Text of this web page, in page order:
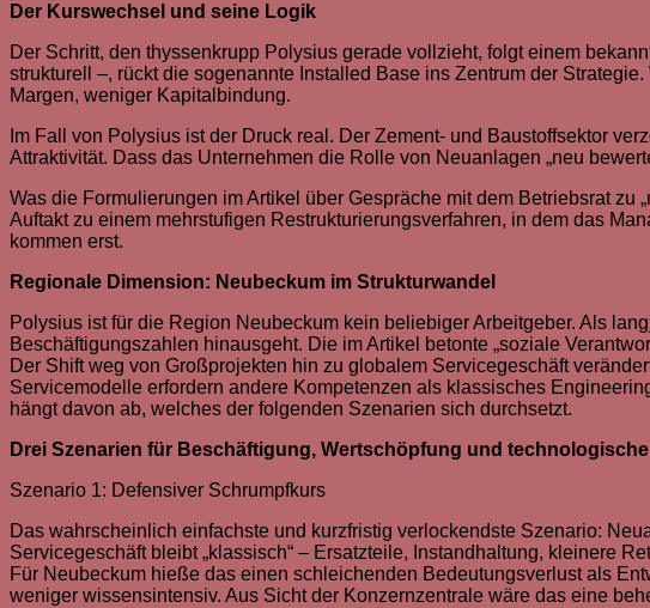
Der Kurswechsel und seine Logik
Der Schritt, den thyssenkrupp Polysius gerade vollzieht, folgt einem
strukturell –, rückt die sogenannte Installed Base ins Zentrum der
Margen, weniger Kapitalbindung.
Im Fall von Polysius ist der Druck real. Der Zement- und Baustoffsektor
Attraktivität. Dass das Unternehmen die Rolle von Neuanlagen „neu
Was die Formulierungen im Artikel über Gespräche mit dem Betriebsrat
Auftakt zu einem mehrstufigen Restrukturierungsverfahren, in dem das
kommen erst.
Regionale Dimension: Neubeckum im Strukturwandel
Polysius ist für die Region Neubeckum kein beliebiger Arbeitgeber. Als
Beschäftigungszahlen hinausgeht. Die im Artikel betonte „soziale
Der Shift weg von Großprojekten hin zu globalem Servicegeschäft
Servicemodelle erfordern andere Kompetenzen als klassisches
hängt davon ab, welches der folgenden Szenarien sich durchsetzt.
Drei Szenarien für Beschäftigung, Wertschöpfung und
Szenario 1: Defensiver Schrumpfkurs
Das wahrscheinlich einfachste und kurzfristig verlockendste Szenario:
Servicegeschäft bleibt „klassisch“ – Ersatzteile, Instandhaltung, kleinere
Für Neubeckum hieße das einen schleichenden Bedeutungsverlust als
weniger wissensintensiv. Aus Sicht der Konzernzentrale wäre das eine